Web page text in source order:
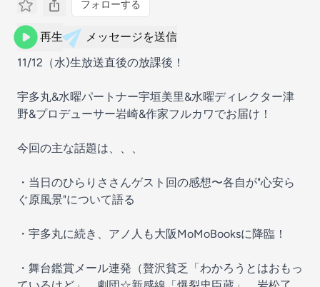
フォローする
再生
メッセージを送信
11/12（水)生放送直後の放課後！
宇多丸&水曜パートナー宇垣美里&水曜ディレクター津
野&プロデューサー岩崎&作家フルカワでお届け！
今回の主な話題は、、、
・当日のひらりささんゲスト回の感想〜各自が"心安ら
ぐ原風景"について語る
・宇多丸に続き、アノ人も大阪MoMoBooksに降臨！
・舞台鑑賞メール連発（贅沢貧乏「わかろうとはおもっ